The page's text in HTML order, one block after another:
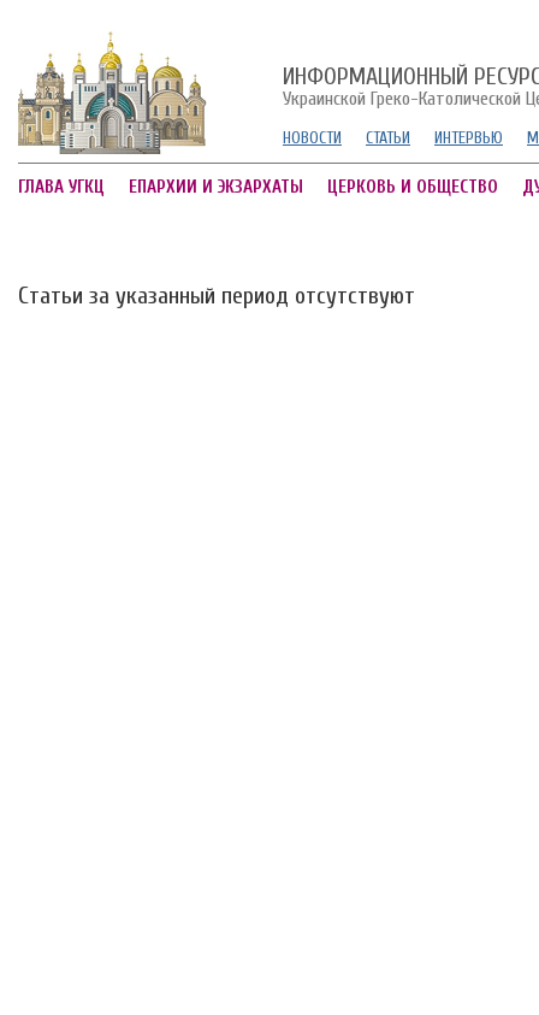
ИНФОРМАЦИОННЫЙ
Украинской Греко-Католической
НОВОСТИ СТАТЬИ ИНТЕРВЬЮ
ГЛАВА УГКЦ ЕПАРХИИ И ЭКЗАРХАТЫ ЦЕРКОВЬ И ОБЩЕСТВО
Статьи за указанный период отсутствуют